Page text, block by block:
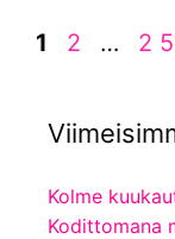
Sivu
1 Sivu
2 … 2
Kolme
Kodittomana